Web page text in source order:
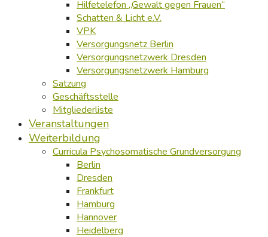
Hilfetelefon „Gewalt gegen Frauen“
Schatten & Licht e.V.
VPK
Versorgungsnetz Berlin
Versorgungsnetzwerk Dresden
Versorgungsnetzwerk Hamburg
Satzung
Geschäftsstelle
Mitgliederliste
Veranstaltungen
Weiterbildung
Curricula Psychosomatische Grundversorgung
Berlin
Dresden
Frankfurt
Hamburg
Hannover
Heidelberg